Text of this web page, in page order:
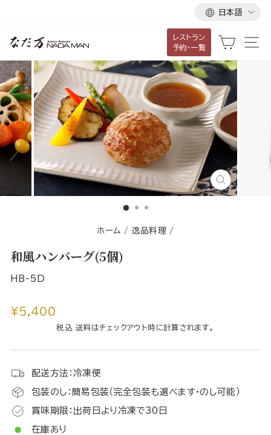
し
て
コ
ン
テ
ン
移
言
語
日本語
レストラン
予約・一覧
カート
閉
ホーム / 逸品料理 /
和風ハンバーグ(5個)
HB-5D
通
¥5,400
税込 送料はチェックアウト時に計算されます。
配送方法：冷凍便
包装のし：簡易包装（完全包装も選べます・のし可能）
賞味期限：出荷日より冷凍で30日
在庫あり